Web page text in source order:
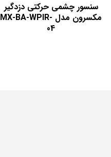
سنسور چشمی حرکتی دزدگیر
مکسرون مدل MX-BA-WPIR-
04